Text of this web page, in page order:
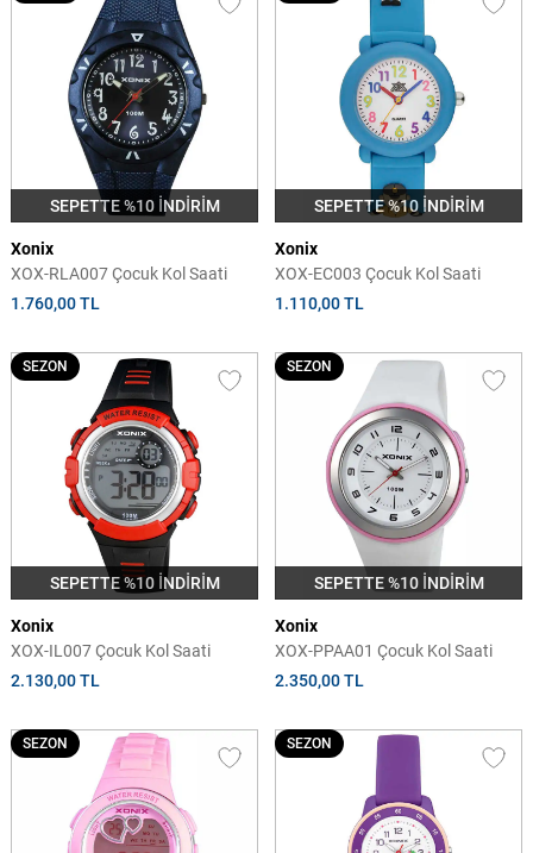
SEPETTE %10 İNDİRİM
Xonix
XOX-RLA007 Çocuk Kol Saati
1.760,00 TL
SEPETTE %10 İNDİRİM
Xonix
XOX-EC003 Çocuk Kol Saati
1.110,00 TL
SEPETTE %10 İNDİRİM
SEZON
Xonix
XOX-IL007 Çocuk Kol Saati
2.130,00 TL
SEPETTE %10 İNDİRİM
SEZON
Xonix
XOX-PPAA01 Çocuk Kol Saati
2.350,00 TL
SEZON SEZON